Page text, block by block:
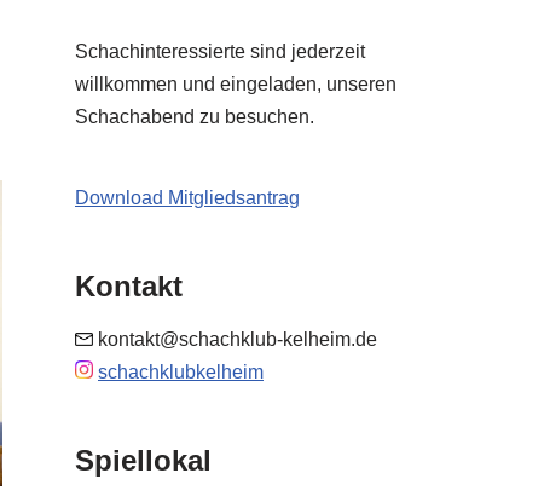
Schachinteressierte sind jederzeit
willkommen und eingeladen, unseren
Schachabend zu besuchen.
Download Mitgliedsantrag
Kontakt
kontakt@schachklub-kelheim.de
schachklubkelheim
Spiellokal